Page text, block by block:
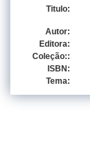
Titulo:
Autor:
Editora:
Coleção::
ISBN:
Tema: